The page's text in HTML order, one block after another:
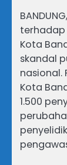
terhadap
Kota
skandal
nasional.
Kota
1.500